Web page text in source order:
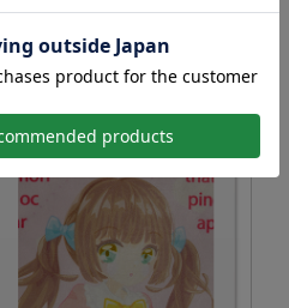
印刷の特長